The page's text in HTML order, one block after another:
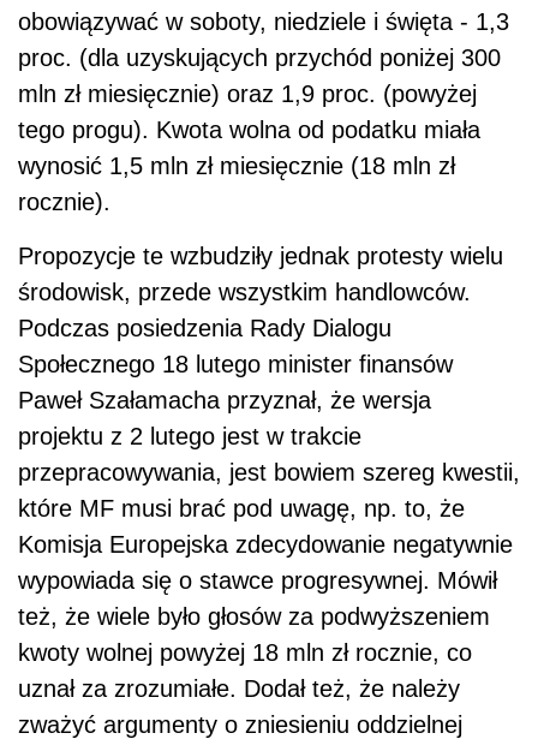
obowiązywać w soboty, niedziele i święta - 1,3
proc. (dla uzyskujących przychód poniżej 300
mln zł miesięcznie) oraz 1,9 proc. (powyżej
tego progu). Kwota wolna od podatku miała
wynosić 1,5 mln zł miesięcznie (18 mln zł
rocznie).
Propozycje te wzbudziły jednak protesty wielu
środowisk, przede wszystkim handlowców.
Podczas posiedzenia Rady Dialogu
Społecznego 18 lutego minister finansów
Paweł Szałamacha przyznał, że wersja
projektu z 2 lutego jest w trakcie
przepracowywania, jest bowiem szereg kwestii,
które MF musi brać pod uwagę, np. to, że
Komisja Europejska zdecydowanie negatywnie
wypowiada się o stawce progresywnej. Mówił
też, że wiele było głosów za podwyższeniem
kwoty wolnej powyżej 18 mln zł rocznie, co
uznał za zrozumiałe. Dodał też, że należy
zważyć argumenty o zniesieniu oddzielnej